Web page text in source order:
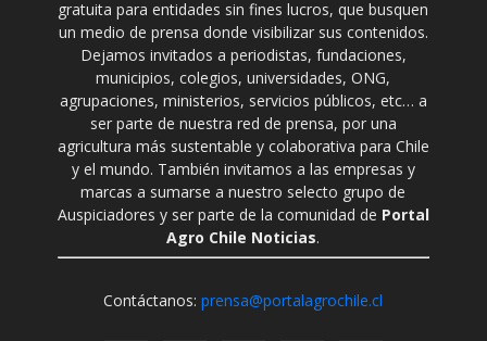
gratuita para entidades sin fines lucros, que busquen
un medio de prensa donde visibilizar sus contenidos.
Dejamos invitados a periodistas, fundaciones,
municipios, colegios, universidades, ONG,
agrupaciones, ministerios, servicios públicos, etc… a
ser parte de nuestra red de prensa, por una
agricultura más sustentable y colaborativa para Chile
y el mundo. También invitamos a las empresas y
marcas a sumarse a nuestro selecto grupo de
Auspiciadores y ser parte de la comunidad de Portal
Agro Chile Noticias.
Contáctanos:prensa@portalagrochile.cl